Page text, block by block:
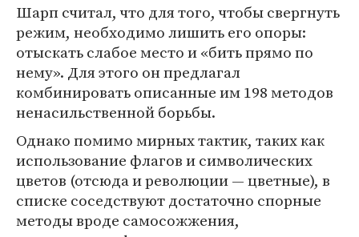
Шарп считал, что для того, чтобы свергнуть
режим, необходимо лишить его опоры:
отыскать слабое место и «бить прямо по
нему». Для этого он предлагал
комбинировать описанные им 198 методов
ненасильственной борьбы.
Однако помимо мирных тактик, таких как
использование флагов и символических
цветов (отсюда и революции — цветные), в
списке соседствуют достаточно спорные
методы вроде самосожжения,